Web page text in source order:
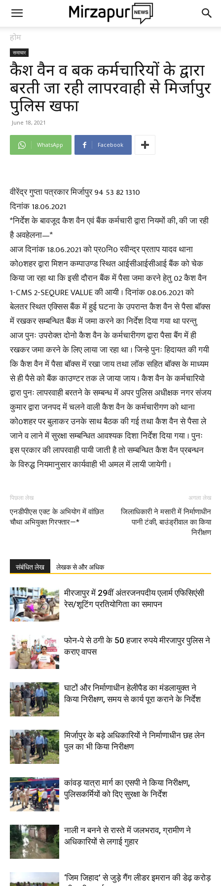
होम
समाचार
कैश वैन व बैंक कर्मचारियों के द्वारा
बरती जा रही लापरवाही से मिर्जापुर
पुलिस खफा
June 18, 2021
WhatsApp Facebook
वीरेंद्र गुप्ता पत्रकार मिर्जापुर 94 53 82 1310
दिनांक 18.06.2021
*निर्देश के बावजूद कैश वैन एवं बैंक कर्मचारी द्वारा नियमों की, की जा रही
है अवहेलना—*
आज दिनांक 18.06.2021 को प्र0नि0 रवीन्द्र प्रताप यादव थाना
को0शहर द्वारा मिशन कम्पाउण्ड स्थित आईसीआईसीआई बैंक को चेक
किया जा रहा था कि इसी दौरान बैंक में पैसा जमा करने हेतु 02 कैश वैन
1-CMS 2-SEQURE VALUE की आयी । दिनांक 08.06.2021 को
बेलतर स्थित एक्सिस बैंक में हुई घटना के उपरान्त कैश वैन से पैसा बॉक्स
में रखकर सम्बन्धित बैंक में जमा करने का निर्देश दिया गया था परन्तु
आज पुनः उपरोक्त दोनो कैश वैन के कर्मचारीगण द्वारा पैसा बैंग में ही
रखकर जमा करने के लिए लाया जा रहा था । जिन्हे पुनः हिदायत की गयी
कि कैश वैन में पैसा बॉक्स में रखा जाय तथा लॉक सहित बॉक्स के माध्यम
से ही पैसे को बैंक काउण्टर तक ले जाया जाय । कैश वैन के कर्मचारियो
द्वारा पुनः लापरवाही बरतने के सम्बन्ध में अपर पुलिस अधीक्षक नगर संजय
कुमार द्वारा जनपद में चलने वाली कैश वैन के कर्मचारीगण को थाना
को0शहर पर बुलाकर उनके साथ बैठक की गई तथा कैश वैन से पैसा ले
जाने व लाने में सुरक्षा सम्बन्धित आवश्यक दिशा निर्देश दिया गया । पुनः
इस प्रकार की लापरवाही पायी जाती है तो सम्बन्धित कैश वैन प्रबन्धन
के विरुद्ध नियमानुसार कार्यवाही भी अमल में लायी जायेगी ।
पिछला लेख
एनडीपीएस एक्ट के अभियोग में वांछित
चौथा अभियुक्त गिरफ्तार—*
अगला लेख
जिलाधिकारी ने मसारी में निर्माणाधीन
पानी टंकी, बाउंड्रीवाल का किया
निरीक्षण
संबंधित लेख लेखक से और अधिक
मीरजापुर में 29वीं अंतरजनपदीय एलार्म एफिसिएंसी
रेस/शूटिंग प्रतियोगिता का समापन
फोन-पे से ठगी के 50 हजार रुपये मीरजापुर पुलिस ने
कराए वापस
घाटों और निर्माणाधीन हेलीपैड का मंडलायुक्त ने
किया निरीक्षण, समय से कार्य पूरा कराने के निर्देश
मिर्जापुर के बड़े अधिकारियों ने निर्माणाधीन छह लेन
पुल का भी किया निरीक्षण
कांवड़ यात्रा मार्ग का एसपी ने किया निरीक्षण,
पुलिसकर्मियों को दिए सुरक्षा के निर्देश
नाली न बनने से रास्ते में जलभराव, ग्रामीण ने
अधिकारियों से लगाई गुहार
‘जिम जिहाद’ से जुड़े गैंग लीडर इमरान की डेढ़ करोड़